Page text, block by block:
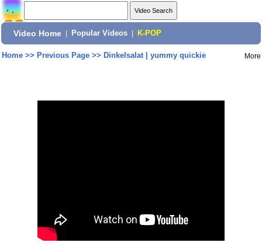
Video Home Popular Videos K-POP
Home>> Previous Page>> Dinkelsalat | yummy quickie More